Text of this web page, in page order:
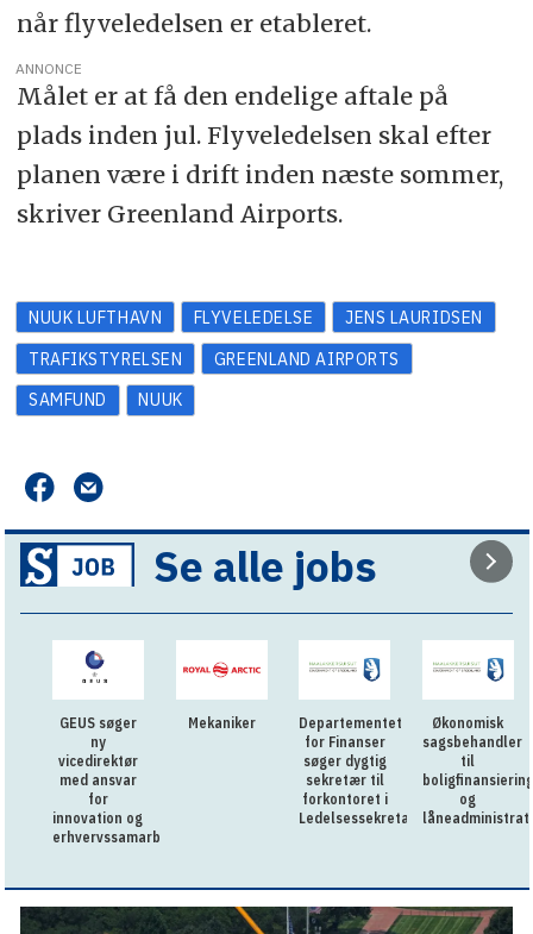
når flyveledelsen er etableret.
ANNONCE
Målet er at få den endelige aftale på
plads inden jul. Flyveledelsen skal efter
planen være i drift inden næste sommer,
skriver Greenland Airports.
NUUK LUFTHAVN FLYVELEDELSE
JENS LAURIDSEN
TRAFIKSTYRELSEN
GREENLAND AIRPORTS
SAMFUND
NUUK
Se alle jobs
GEUS søger
ny
vicedirektør
med ansvar
for
innovation og
erhvervssamarbejde
Mekaniker
Departementet
for Finanser
søger dygtig
sekretær til
forkontoret i
Ledelsessekretariatet
Økonomisk
sagsbehandler
til
boligfinansiering
og